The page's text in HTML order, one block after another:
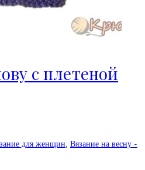
с плетеной
для женщин, Вязание на весну -